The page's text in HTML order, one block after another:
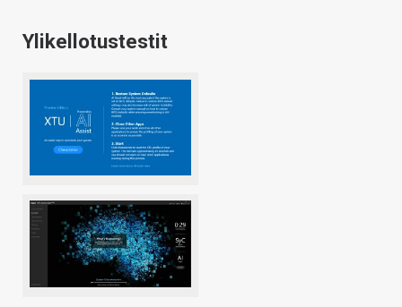
Ylikellotustestit